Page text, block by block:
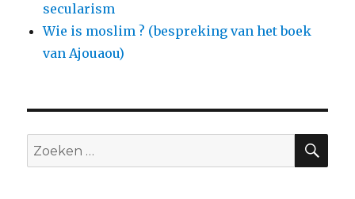
secularism
Wie is moslim ? (bespreking van het boek
van Ajouaou)
Zoeken
naar: